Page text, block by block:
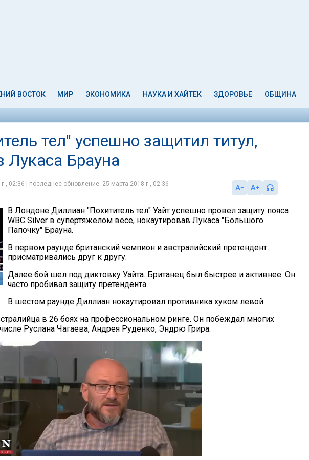
ВОСТОК МИР ЭКОНОМИКА НАУКА И ХАЙТЕК ЗДОРОВЬЕ ОБЩИНА
тел" успешно защитил титул,
Лукаса Брауна
02:36 | последнее обновление: 25 марта 2018 г., 02:36
В Лондоне Диллиан "Похититель тел" Уайт успешно провел защиту пояса
WBC Silver в супертяжелом весе, нокаутировав Лукаса "Большого
Папочку" Брауна.
В первом раунде британский чемпион и австралийский претендент
присматривались друг к другу.
Далее бой шел под диктовку Уайта. Британец был быстрее и активнее. Он
часто пробивал защиту претендента.
В шестом раунде Диллиан нокаутировал противника хуком левой.
в 26 боях на профессиональном ринге. Он побеждал многих
Руслана Чагаева, Андрея Руденко, Эндрю Грира.